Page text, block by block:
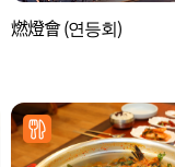
燃燈會 (연등회)